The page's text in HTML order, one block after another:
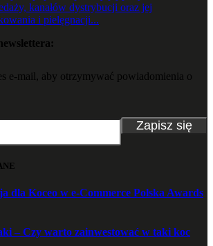
kanałów dystrybucji oraz jej
i pielęgnacji...
e-mail, aby otrzymywać powiadomienia o
Zapisz się
dla Koceo w e-Commerce Polska Awards
– Czy warto zainwestować w taki koc